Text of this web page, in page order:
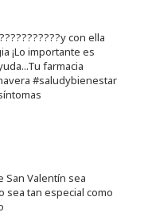
con ella
¡Lo importante es
farmacia
#saludybienestar
San Valentín sea
sea tan especial como